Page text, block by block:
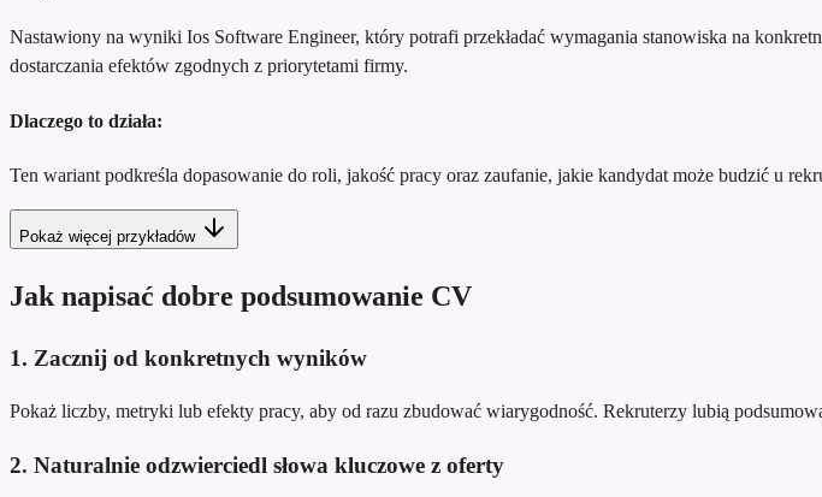
Nastawiony na wyniki Ios Software Engineer, który potrafi przekładać wymagania stanowiska na
dostarczania efektów zgodnych z priorytetami firmy.
Dlaczego to działa:
Ten wariant podkreśla dopasowanie do roli, jakość pracy oraz zaufanie, jakie kandydat może budzić u
Pokaż więcej przykładów
Jak napisać dobre podsumowanie CV
1. Zacznij od konkretnych wyników
Pokaż liczby, metryki lub efekty pracy, aby od razu zbudować wiarygodność. Rekruterzy lubią
2. Naturalnie odzwierciedl słowa kluczowe z oferty